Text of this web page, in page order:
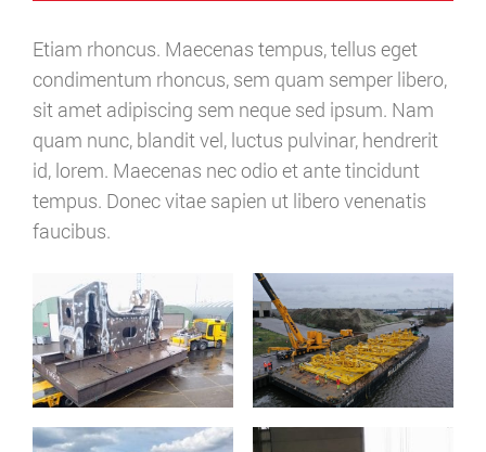
Etiam rhoncus. Maecenas tempus, tellus eget
condimentum rhoncus, sem quam semper libero,
sit amet adipiscing sem neque sed ipsum. Nam
quam nunc, blandit vel, luctus pulvinar, hendrerit
id, lorem. Maecenas nec odio et ante tincidunt
tempus. Donec vitae sapien ut libero venenatis
faucibus.